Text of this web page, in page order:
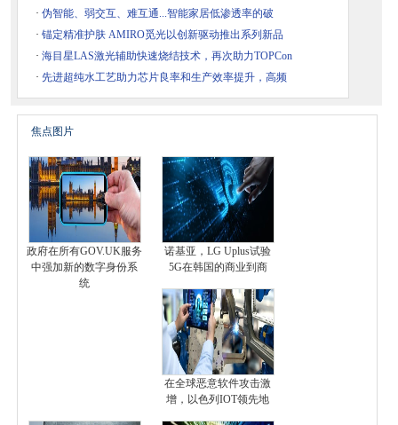
· 伪智能、弱交互、难互通...智能家居低渗透率的破
· 锚定精准护肤 AMIRO觅光以创新驱动推出系列新品
· 海目星LAS激光辅助快速烧结技术，再次助力TOPCon
· 先进超纯水工艺助力芯片良率和生产效率提升，高频
焦点图片
政府在所有GOV.UK服务
中强加新的数字身份系
统
诺基亚，LG Uplus试验
5G在韩国的商业到商
在全球恶意软件攻击激
增，以色列IOT领先地